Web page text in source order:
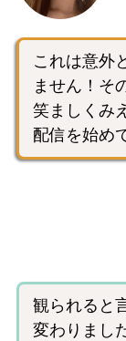
これは意外
ません！そ
笑ましくみ
配信を始め
観られると
変わりまし